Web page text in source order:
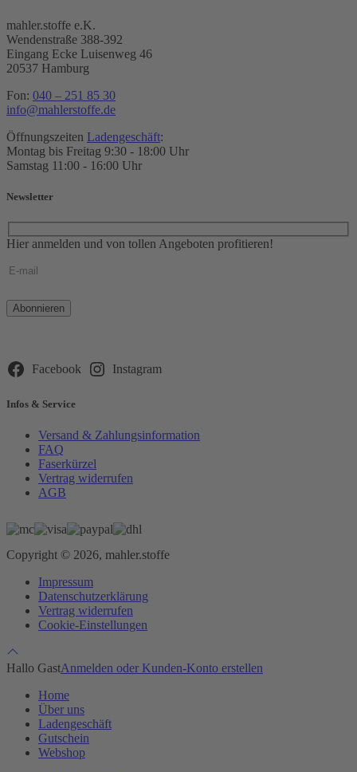
mahler.stoffe e.K.
Wendenstraße 388-392
Eingang Ecke Luisenweg 46
20537 Hamburg
Fon: 040 – 251 85 30
info@mahlerstoffe.de
Öffnungszeiten Ladengeschäft:
Montag bis Freitag 9:30 - 18:00 Uhr
Samstag 11:00 - 16:00 Uhr
Newsletter
Hier anmelden und von tollen Angeboten profitieren!
Bitte
lasse
leer.
Facebook Instagram
Infos & Service
Versand & Zahlungsinformation
FAQ
Faserkürzel
Vertrag widerrufen
AGB
Copyright © 2026, mahler.stoffe
Impressum
Datenschutzerklärung
Vertrag widerrufen
Cookie-Einstellungen
Hallo GastAnmelden oder Kunden-Konto erstellen
Home
Über uns
Ladengeschäft
Gutschein
Webshop